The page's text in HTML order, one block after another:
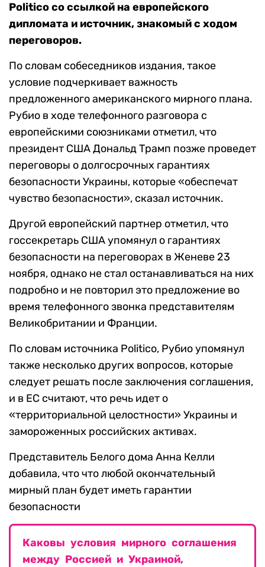
Politico со ссылкой на европейского
дипломата и источник, знакомый с ходом
переговоров.
По словам собеседников издания, такое
условие подчеркивает важность
предложенного американского мирного плана.
Рубио в ходе телефонного разговора с
европейскими союзниками отметил, что
президент США Дональд Трамп позже проведет
переговоры о долгосрочных гарантиях
безопасности Украины, которые «обеспечат
чувство безопасности», сказал источник.
Другой европейский партнер отметил, что
госсекретарь США упомянул о гарантиях
безопасности на переговорах в Женеве 23
ноября, однако не стал останавливаться на них
подробно и не повторил это предложение во
время телефонного звонка представителям
Великобритании и Франции.
По словам источника Politico, Рубио упомянул
также несколько других вопросов, которые
следует решать после заключения соглашения,
и в ЕС считают, что речь идет о
«территориальной целостности» Украины и
замороженных российских активах.
Представитель Белого дома Анна Келли
добавила, что что любой окончательный
мирный план будет иметь гарантии
безопасности
Каковы условия мирного соглашения
между Россией и Украиной,